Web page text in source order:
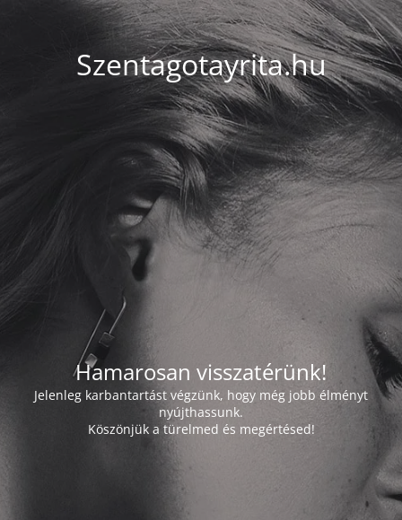
Szentagotayrita.hu
Hamarosan visszatérünk!
Jelenleg karbantartást végzünk, hogy még jobb élményt
nyújthassunk.
Köszönjük a türelmed és megértésed!